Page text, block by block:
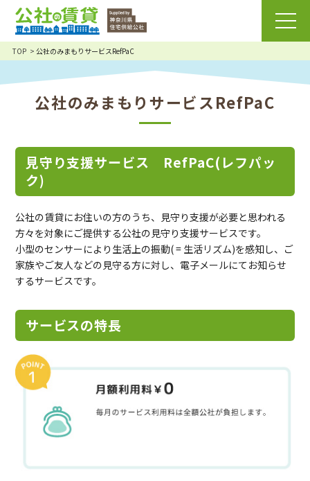
TOP 公社のみまもりサービスRefPaC
公社のみまもりサービスRefPaC
見守り支援サービス RefPaC(レフパッ
ク)
公社の賃貸にお住いの方のうち、見守り支援が必要と思われる
方々を対象にご提供する公社の見守り支援サービスです。
小型のセンサーにより生活上の振動( = 生活リズム)を感知し、ご
家族やご友人などの見守る方に対し、電子メールにてお知らせ
するサービスです。
サービスの特長